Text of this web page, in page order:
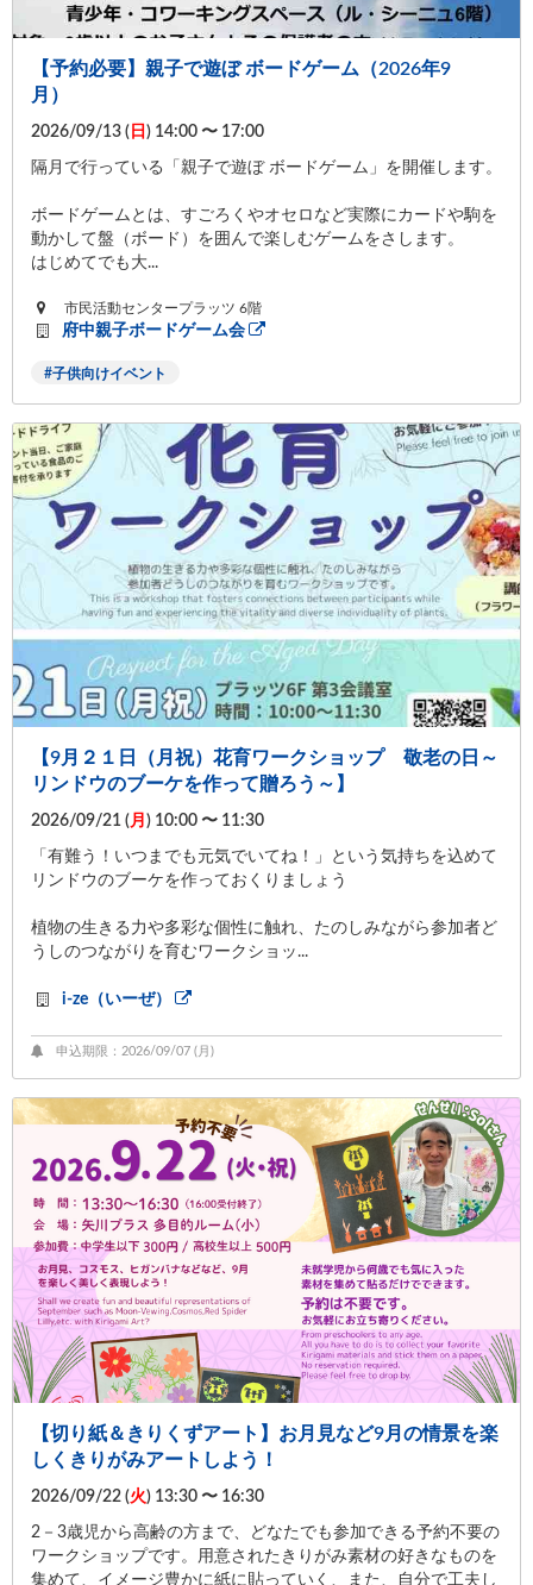
【予約必要】親子で遊ぼ ボードゲーム（2026年9
月）
2026/09/13 ( 日 ) 14:00 〜 17:00
隔月で行っている「親子で遊ぼ ボードゲーム」を開催します。
ボードゲームとは、すごろくやオセロなど実際にカードや駒を
動かして盤（ボード）を囲んで楽しむゲームをさします。
はじめてでも大...
市民活動センタープラッツ 6階
府中親子ボードゲーム会
子供向けイベント
【9月２１日（月祝）花育ワークショップ 敬老の日～
リンドウのブーケを作って贈ろう～】
2026/09/21 ( 月 ) 10:00 〜 11:30
「有難う！いつまでも元気でいてね！」という気持ちを込めて
リンドウのブーケを作っておくりましょう
植物の生きる力や多彩な個性に触れ、たのしみながら参加者ど
うしのつながりを育むワークショッ...
i-ze（いーぜ）
申込期限：2026/09/07 (月 )
【切り紙＆きりくずアート】お月見など9月の情景を楽
しくきりがみアートしよう！
2026/09/22 (火) 13:30 〜 16:30
2－3歳児から高齢の方まで、どなたでも参加できる予約不要の
ワークショップです。用意されたきりがみ素材の好きなものを
集めて、イメージ豊かに紙に貼っていく、また、自分で工夫し